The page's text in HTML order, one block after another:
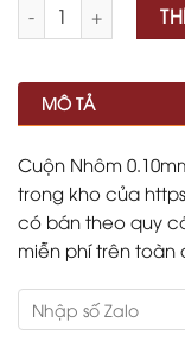
MÔ TẢ
Cuộn Nhôm
trong kho của
có bán theo quy
miễn phí trên toàn